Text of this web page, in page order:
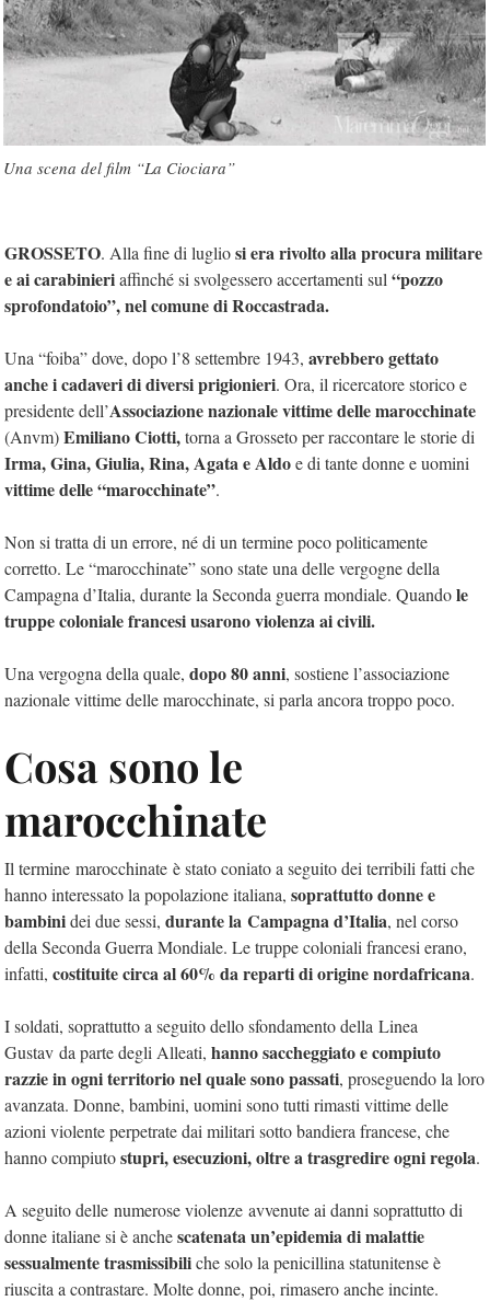
Una scena del film “La Ciociara”
GROSSETO. Alla fine di lugliosi era rivolto alla procura militare
e ai carabinieriaffinché si svolgessero accertamenti sul “pozzo
sprofondatoio”, nel comune di Roccastrada.
Una “foiba” dove, dopo l’8 settembre 1943, avrebbero gettato
anche i cadaveri di diversi prigionieri. Ora, il ricercatore storico e
presidente dell’Associazione nazionale vittime delle marocchinate
(Anvm)Emiliano Ciotti,torna a Grosseto per raccontare le storie di
Irma, Gina, Giulia, Rina, Agata e Aldoe di tante donne e uomini
vittime delle “marocchinate”.
Non si tratta di un errore, né di un termine poco politicamente
corretto. Le “marocchinate” sono state una delle vergogne della
Campagna d’Italia, durante la Seconda guerra mondiale. Quandole
truppe coloniale francesi usarono violenza ai civili.
Una vergogna della quale, dopo 80 anni, sostiene l’associazione
nazionale vittime delle marocchinate, si parla ancora troppo poco.
Cosa sono le
marocchinate
Il termine marocchinate è stato coniato a seguito dei terribili fatti che
hanno interessato la popolazione italiana, soprattutto donne e
bambinidei due sessi, durante la Campagna d’Italia, nel corso
della Seconda Guerra Mondiale. Le truppe coloniali francesi erano,
infatti, costituite circa al 60% da reparti di origine nordafricana.
I soldati, soprattutto a seguito dello sfondamento della Linea
Gustav da parte degli Alleati, hanno saccheggiato e compiuto
razzie in ogni territorio nel quale sono passati, proseguendo la loro
avanzata. Donne, bambini, uomini sono tutti rimasti vittime delle
azioni violente perpetrate dai militari sotto bandiera francese, che
hanno compiutostupri, esecuzioni, oltre a trasgredire ogni regola.
A seguito delle numerose violenze avvenute ai danni soprattutto di
donne italiane si è anchescatenata un’epidemia di malattie
sessualmente trasmissibiliche solo la penicillina statunitense è
riuscita a contrastare. Molte donne, poi, rimasero anche incinte.